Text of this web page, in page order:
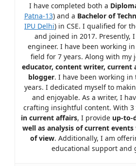
I have completed both a
Patna-13) and a Bachelor of
IPU Delhi) in CSE. I qualified for
and joined in 2017. Presently,
engineer. I have been working
field for 7 years. Along with my
educator, content writer, current
blogger. I have been working in
years. I dedicated myself to
and enjoyable. As a writer, I
crafting insightful content. With 3
in current affairs, I provide up-to-
well as analysis of current
of view. Additionally, I am
educational support and